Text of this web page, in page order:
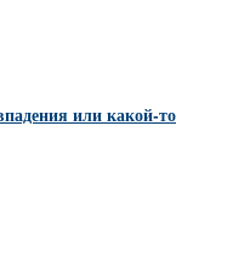
или какой-то